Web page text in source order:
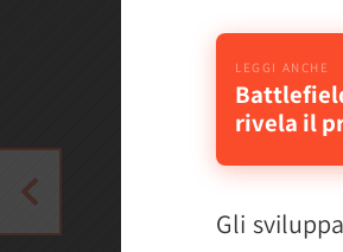
rivela il
Gli